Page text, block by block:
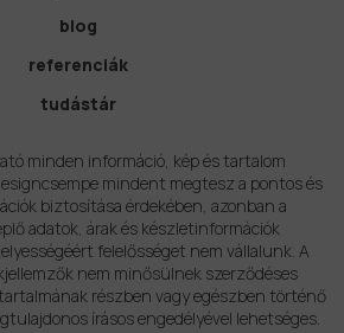
blog
referenciák
tudástár
minden információ, kép és tartalom
mindent megtesz a pontos és
biztosítása érdekében, azonban a
adatok, árak és készletinformációk
felelősséget nem vállalunk. A
nem minősülnek szerződéses
részben vagy egészben történő
írásos engedélyével lehetséges.